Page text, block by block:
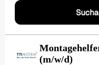
(m/w/d)